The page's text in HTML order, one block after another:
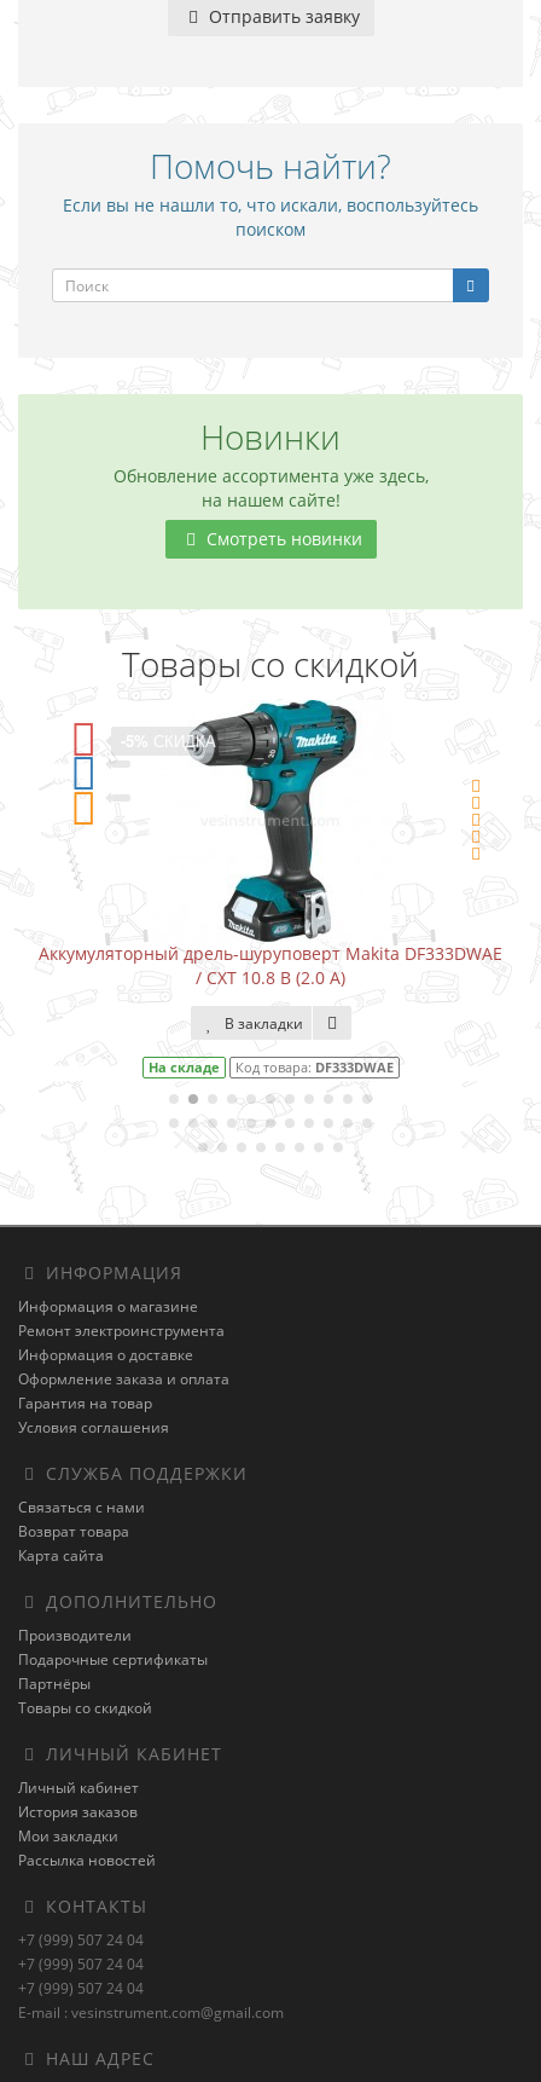
Отправить заявку
Помочь найти?
Если вы не нашли то, что искали, воспользуйтесь
поиском
Новинки
Обновление ассортимента уже здесь,
на нашем сайте!
Смотреть новинки
Товары со скидкой
СКИДКА
Аккумуляторный дрель-шуруповерт Makita DF333DWAE
/ CXT 10.8 В (2.0 А)
В закладки
На складе Код товара: DF333DWAE
ИНФОРМАЦИЯ
Информация о магазине
Ремонт электроинструмента
Информация о доставке
Оформление заказа и оплата
Гарантия на товар
Условия соглашения
СЛУЖБА ПОДДЕРЖКИ
Связаться с нами
Возврат товара
Карта сайта
ДОПОЛНИТЕЛЬНО
Производители
Подарочные сертификаты
Партнёры
Товары со скидкой
ЛИЧНЫЙ КАБИНЕТ
Личный кабинет
История заказов
Мои закладки
Рассылка новостей
КОНТАКТЫ
+7 (999) 507 24 04
+7 (999) 507 24 04
+7 (999) 507 24 04
E-mail : vesinstrument.com@gmail.com
НАШ АДРЕС